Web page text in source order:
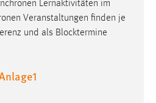
Lernaktivitäten im
Veranstaltungen finden je
und als Blocktermine